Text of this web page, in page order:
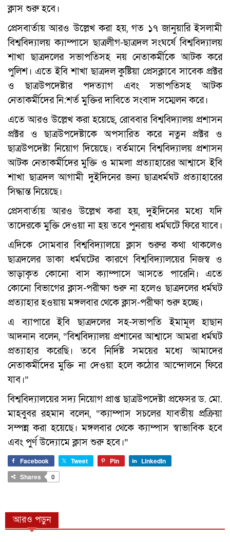
ক্লাস শুরু হবে।
প্রেসবার্তায় আরও উল্লেখ করা হয়, গত ১৭ জানুয়ারি ইসলামী
বিশ্ববিদ্যালয় ক্যাম্পাসে ছাত্রলীগ-ছাত্রদল সংঘর্ষে বিশ্ববিদ্যালয়
শাখা ছাত্রদলের সভাপতিসহ নয় নেতাকর্মীকে আটক করে
পুলিশ। এতে ইবি শাখা ছাত্রদল কুষ্টিয়া প্রেসক্লাবে সাবেক প্রক্টর
ও ছাত্রউপদেষ্টার পদত্যাগ এবং সভাপতিসহ আটক
নেতাকর্মীদের নি:শর্ত মুক্তির দাবিতে সংবাদ সম্মেলন করে।
এতে আরও উল্লেখ করা হয়েছে, রোববার বিশ্ববিদ্যালয় প্রশাসন
প্রক্টর ও ছাত্রউপদেষ্টাকে অপসারিত করে নতুন প্রক্টর ও
ছাত্রউপদেষ্টা নিয়োগ দিয়েছে। বর্তমানে বিশ্ববিদ্যালয় প্রশাসন
আটক নেতাকর্মীদের মুক্তি ও মামলা প্রত্যাহারের আশ্বাসে ইবি
শাখা ছাত্রদল আগামী দুইদিনের জন্য ছাত্রধর্মঘট প্রত্যাহারের
সিদ্ধান্ত নিয়েছে।
প্রেসবার্তায় আরও উল্লেখ করা হয়, দুইদিনের মধ্যে যদি
তাদেরকে মুক্তি দেওয়া না হয় তবে পুনরায় ধর্মঘটে ফিরে যাবে।
এদিকে সোমবার বিশ্ববিদ্যালয়ে ক্লাস শুরুর কথা থাকলেও
ছাত্রদলের ডাকা ধর্মঘটের কারণে বিশ্ববিদ্যালয়ের নিজস্ব ও
ভাড়াকৃত কোনো বাস ক্যাম্পাসে আসতে পারেনি। এতে
কোনো বিভাগের ক্লাস-পরীক্ষা শুরু না হলেও ছাত্রদলের ধর্মঘট
প্রত্যাহার হওয়ায় মঙ্গলবার থেকে ক্লাস-পরীক্ষা শুরু হচ্ছে।
এ ব্যাপারে ইবি ছাত্রদলের সহ-সভাপতি ইমামূল হাছান
আদনান বলেন, “বিশ্ববিদ্যালয় প্রশানের আশ্বাসে আমরা ধর্মঘট
প্রত্যাহার করেছি। তবে নির্দিষ্ট সময়ের মধ্যে আমাদের
নেতাকর্মীদের মুক্তি না দেওয়া হলে কঠোর আন্দোলনে ফিরে
যাব।”
বিশ্ববিদ্যালয়ের সদ্য নিয়োগ প্রাপ্ত ছাত্রউপদেষ্টা প্রফেসর ড. মো.
মাহবুবর রহমান বলেন, “ক্যাম্পাস সচলের যাবতীয় প্রক্রিয়া
সম্পন্ন করা হয়েছে। মঙ্গলবার থেকে ক্যাম্পাস স্বাভাবিক হবে
এবং পুর্ণ উদ্যোমে ক্লাস শুরু হবে।”
Facebook Tweet Pin
LinkedIn
Shares
0
আরও পড়ুন